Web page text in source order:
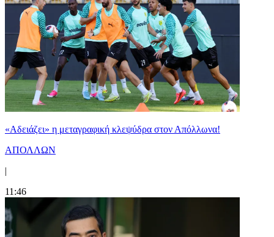
«Αδειάζει» η μεταγραφική κλεψύδρα στον Απόλλωνα!
ΑΠΟΛΛΩΝ
|
11:46